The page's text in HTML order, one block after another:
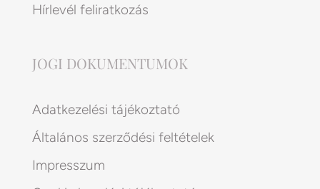
Hírlevél feliratkozás
JOGI DOKUMENTUMOK
Adatkezelési tájékoztató
Általános szerződési feltételek
Impresszum